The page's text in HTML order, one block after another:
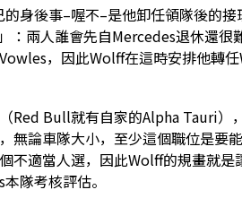
身後事–喔不–是他卸任領隊後的接
兩人誰會先自Mercedes退休還很
，因此Wolff在這時安排他轉
Red Bull就有自家的Alpha Tauri）
無論車隊大小，至少這個職位是要
不適當人選，因此Wolff的規畫就是
隊考核評估。